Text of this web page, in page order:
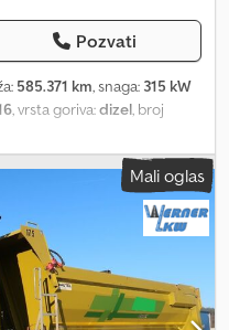
Pozvati
585.371 km, snaga: 315 kW
, vrsta goriva:dizel, broj
plava, kočnice:retarder,
uređaj, kuhinja na
, zelena ekološka nalepnica,
ABS, ASR, sistem za
retarder,
dodatno grejanje
stereo sistem sa radiom,
sistem, grejano
Mali oglas